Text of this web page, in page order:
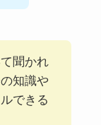
聞かれ
知識や
できる